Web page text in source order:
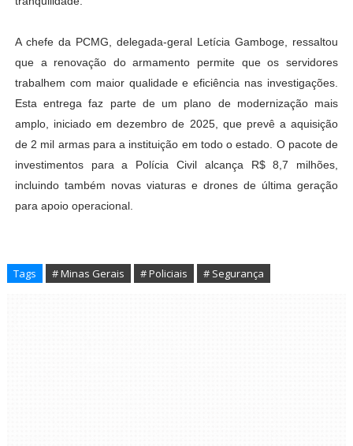
A chefe da PCMG, delegada-geral Letícia Gamboge, ressaltou
que a renovação do armamento permite que os servidores
trabalhem com maior qualidade e eficiência nas investigações.
Esta entrega faz parte de um plano de modernização mais
amplo, iniciado em dezembro de 2025, que prevê a aquisição
de 2 mil armas para a instituição em todo o estado. O pacote de
investimentos para a Polícia Civil alcança R$ 8,7 milhões,
incluindo também novas viaturas e drones de última geração
para apoio operacional.
Tags # Minas Gerais # Policiais # Segurança